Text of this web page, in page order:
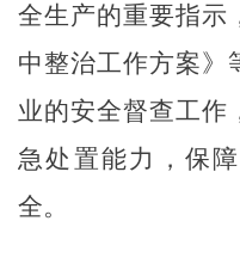
全生产的重要指示
中整治工作方案》
业的安全督查工作
急处置能力，保
全。